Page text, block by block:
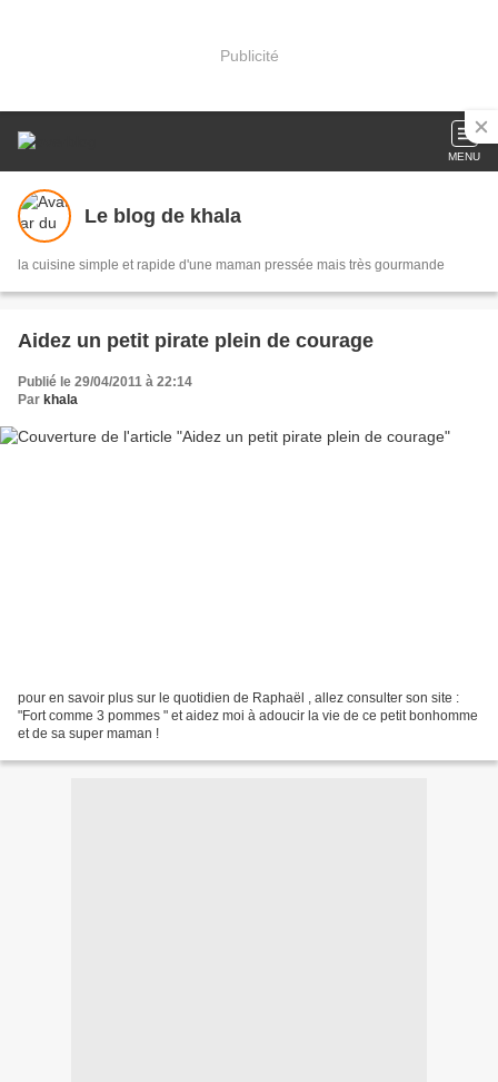
Publicité
MENU
Le blog de khala
la cuisine simple et rapide d'une maman pressée mais très gourmande
Aidez un petit pirate plein de courage
Publié le 29/04/2011 à 22:14
Par khala
pour en savoir plus sur le quotidien de Raphaël , allez consulter son site :
"Fort comme 3 pommes " et aidez moi à adoucir la vie de ce petit bonhomme
et de sa super maman !